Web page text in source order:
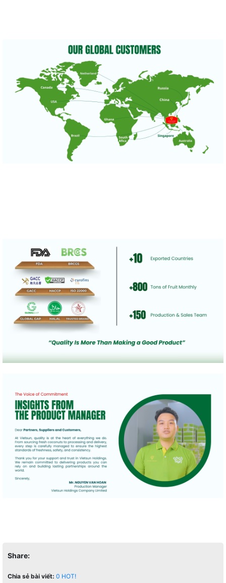
Share:
Chia sẻ bài viết: 0 HOT!